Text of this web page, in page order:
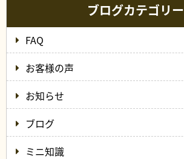
ブログカテゴリー
FAQ
お客様の声
お知らせ
ブログ
ミニ知識